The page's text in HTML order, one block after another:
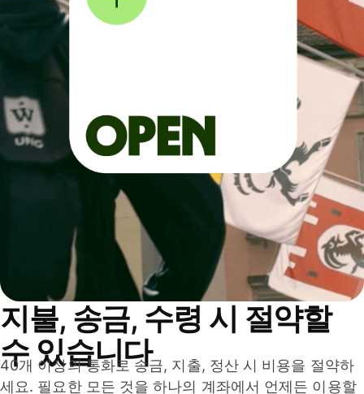
지불, 송금, 수령 시 절약할
수 있습니다
40개 이상의 통화로 송금, 지출, 정산 시 비용을 절약하
세요. 필요한 모든 것을 하나의 계좌에서 언제든 이용할